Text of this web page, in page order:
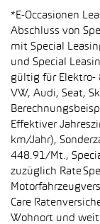
*E-Occasionen
Abschluss von
mit Special
und Special
gültig für Elektro-
VW, Audi, Seat,
Effektiver
km/Jahr),
448.91/Mt.,
zuzüglich Rate
Care
Wohnort und